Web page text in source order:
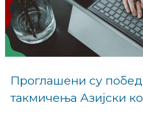
Проглашени су
такмичења Азијски